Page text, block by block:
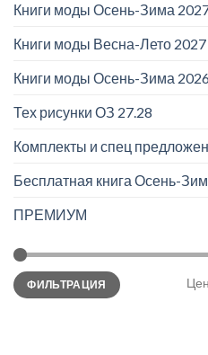
Книги моды Осень-Зима
Книги моды Весна-Лето 2027
Книги моды Осень-Зима
Тех рисунки ОЗ 27.28
Комплекты и спец
Бесплатная книга Осень-
ПРЕМИУМ
Минимальная
цена
Максимальная
ценаФИЛЬТРАЦИЯ